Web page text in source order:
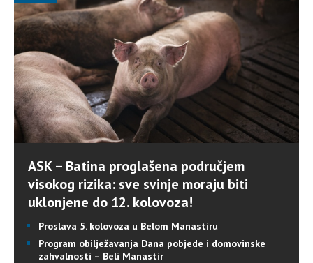
ASK – Batina proglašena područjem
visokog rizika: sve svinje moraju biti
uklonjene do 12. kolovoza!
Proslava 5. kolovoza u Belom Manastiru
Program obilježavanja Dana pobjede i domovinske
zahvalnosti – Beli Manastir